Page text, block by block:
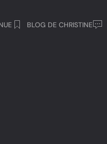
BLOG DE CHRISTINE